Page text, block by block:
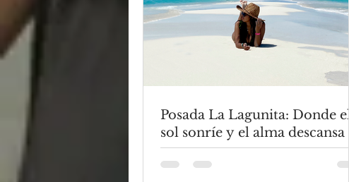
Posada La Lagunita: Donde el
sol sonríe y el alma descansa